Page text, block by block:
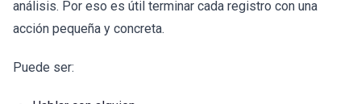
análisis. Por eso es útil terminar cada registro con una
acción pequeña y concreta.
Puede ser: